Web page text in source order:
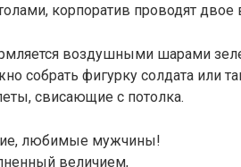
корпоратив проводят двое
воздушными шарами
собрать фигурку солдата или
свисающие с потолка.
любимые мужчины!
величием,